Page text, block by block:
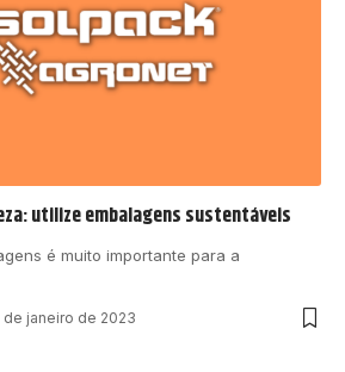
utilize embalagens sustentáveis
é muito importante para a
de janeiro de 2023